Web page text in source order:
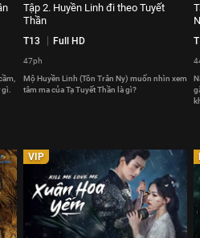
gì.
Tập 2. Huyền Linh đi theo Tuyết
Thần
T13 Full HD
47ph
Mộ Huyền Linh (Tôn Trân Ny) muốn nhìn xem
tâm ma của Tạ Tuyết Thần là gì?
VIP